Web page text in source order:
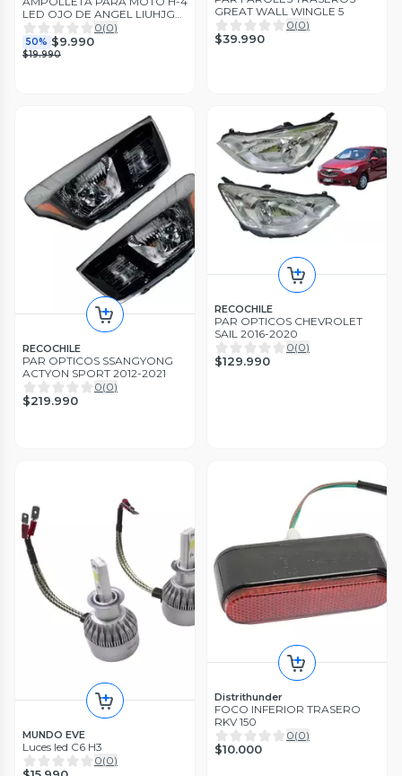
LED OJO DE ANGEL LIUHJG
20W DUO COLOR 12/24V X 1
PCS
0(0)
50% $9.990
$19.990
GREAT WALL WINGLE 5
0(0)
$39.990
RECOCHILE
PAR OPTICOS SSANGYONG
ACTYON SPORT 2012-2021
0(0)
$219.990
RECOCHILE
PAR OPTICOS CHEVROLET
SAIL 2016-2020
0(0)
$129.990
MUNDO EVE
Luces led C6 H3
0(0)
Distrithunder
FOCO INFERIOR TRASERO
RKV 150
0(0)
$10.000